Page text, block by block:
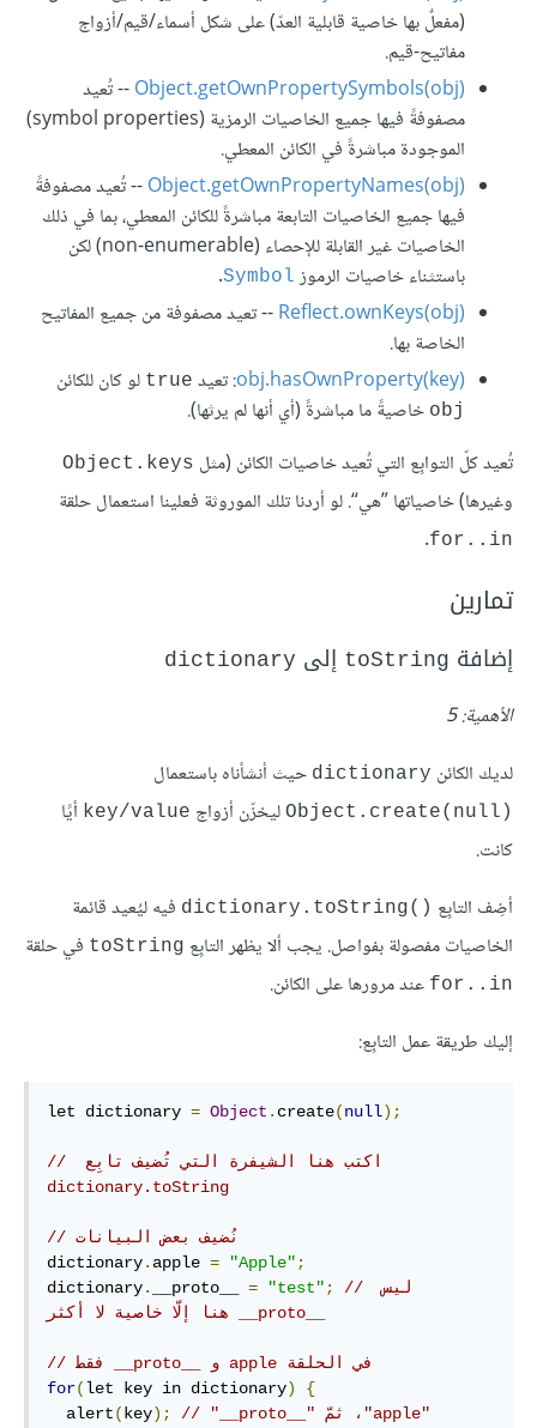
(مفعلٌ بها خاصية قابلية العدّ) على شكل أسماء/قيم/أزواج
مفاتيح-قيم.
Object.getOwnPropertySymbols(obj)‎ -- تُعيد
مصفوفةً فيها جميع الخاصيات الرمزية (symbol properties)
الموجودة مباشرةً في الكائن المعطي.
Object.getOwnPropertyNames(obj)‎ -- تُعيد مصفوفةً
فيها جميع الخاصيات التابعة مباشرةً للكائن المعطي، بما في ذلك
الخاصيات غير القابلة للإحصاء (non-enumerable) لكن
باستثناء خاصيات الرموز Symbol
.
Reflect.ownKeys(obj)‎ -- تعيد مصفوفة من جميع المفاتيح
الخاصة بها.
obj.hasOwnProperty(key)
true لو كان للكائن
obj خاصيةً ما مباشرةً (أي أنها لم يرثها).
تُعيد كلّ التوابِع التي تُعيد خاصيات الكائن (مثل Object.keys
وغيرها) خاصياتها ”هي“. لو أردنا تلك الموروثة فعلينا استعمال حلقة
for..in
.
تمارين
إضافة toString إلى dictionary
الأهمية: 5
لديك الكائن dictionary حيث أنشأناه باستعمال
Object.create(null)‎ ليخزّن أزواج key/value أيًا
كانت.
أضِف التابِع dictionary.toString()‎ فيه ليُعيد قائمة
الخاصيات مفصولة بفواصل. يجب ألا يظهر التابِع toString في حلقة
for..in عند مرورها على الكائن.
إليك طريقة عمل التابِع:
let dictionary = Object . create(null);
// اكتب هنا الشيفرة التي تُضيف تابِع
‫dictionary.toString
// نُضيف بعض البيانات
dictionary. apple = "Apple" ;
dictionary. __proto__ = "test" ;
// ليس
// في الحلقة ‫apple و __proto__ فقط
for(let key in dictionary)
{
  alert
( key);
// ‫"apple"، ثمّ "__proto__"